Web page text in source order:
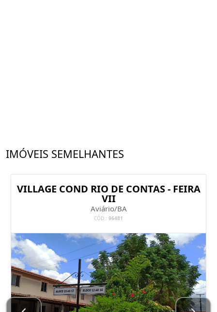
IMÓVEIS SEMELHANTES
VILLAGE COND RIO DE CONTAS - FEIRA
VII
Aviário/BA
CÓD.: 96481